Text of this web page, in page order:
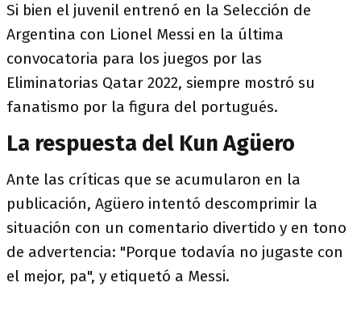
Si bien el juvenil entrenó en la Selección de
Argentina con Lionel Messi en la última
convocatoria para los juegos por las
Eliminatorias Qatar 2022, siempre mostró su
fanatismo por la figura del portugués.
La respuesta del Kun Agüero
Ante las críticas que se acumularon en la
publicación, Agüero intentó descomprimir la
situación con un comentario divertido y en tono
de advertencia: "Porque todavía no jugaste con
el mejor, pa", y etiquetó a Messi.